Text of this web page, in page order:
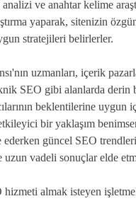
ve anahtar kelime
yaparak, sitenizin
stratejileri belirlerler.
uzmanları, içerik
SEO gibi alanlarda derin
beklentilerine uygun
bir yaklaşım
güncel SEO
vadeli sonuçlar elde
hizmeti almak isteyen